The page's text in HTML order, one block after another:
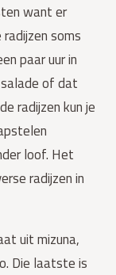
want er
soms
paar uur in
salade of dat
radijzen kun je
loof. Het
radijzen in
uit mizuna,
Die laatste is